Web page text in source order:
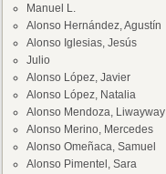
Manuel L.
Alonso Hernández, Agustín
Alonso Iglesias, Jesús
Julio
Alonso López, Javier
Alonso López, Natalia
Alonso Mendoza, Liwayway
Alonso Merino, Mercedes
Alonso Omeñaca, Samuel
Alonso Pimentel, Sara